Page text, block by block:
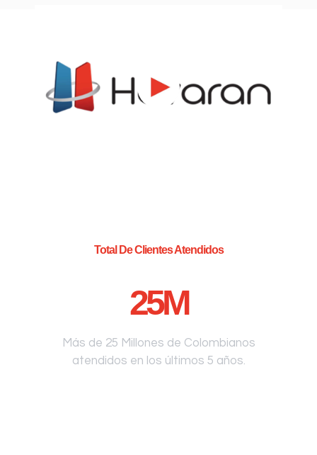
Total De Clientes Atendidos
25M
Más de 25 Millones de Colombianos
atendidos en los últimos 5 años.